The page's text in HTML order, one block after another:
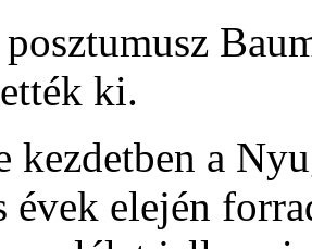
ki.
kezdetben a
évek elején